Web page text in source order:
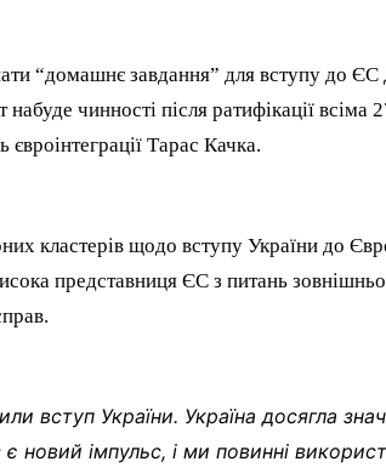
“домашнє завдання” для вступу до
чинності після ратифікації
євроінтеграції Тарас Качка.
кластерів щодо вступу України до
представниця ЄС з питань
вступ України. Україна досягла
є новий імпульс, і ми повинні